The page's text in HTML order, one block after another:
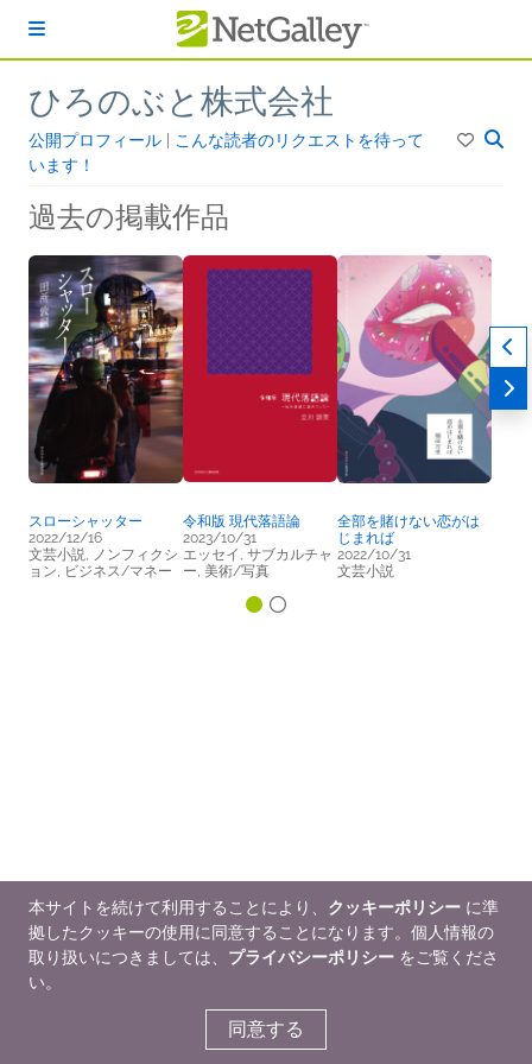
ひろのぶと株式会社
公開プロフィール
こんな読者のリクエストを待って
います！
過去の掲載作品
スローシャッター
2022/12/16
文芸小説, ノンフィクシ
ョン, ビジネス/マネー
令和版 現代落語論
2023/10/31
エッセイ, サブカルチャ
ー, 美術/写真
全部を賭けない恋がは
じまれば
2022/10/31
文芸小説
本サイトを続けて利用することにより、 クッキーポリシー に準
拠したクッキーの使用に同意することになります。個人情報の
取り扱いにつきましては、 プライバシーポリシー をご覧くださ
い。
同意する